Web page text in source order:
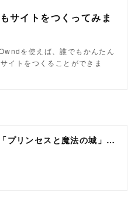
サイトをつくってみま
を使えば、誰でもかんたん
イトをつくることができま
劇団MAY'S「プリンセスと魔法の城」in サンリオピューロランド